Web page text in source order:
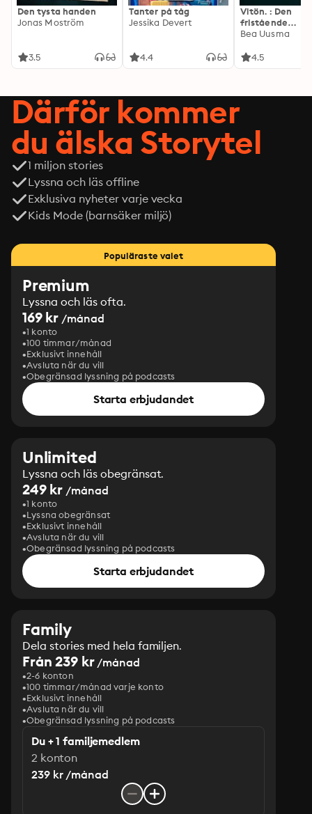
Den tysta handen
Jonas Moström
3.5
Tanter på tåg
Jessika Devert
4.4
Vitön. : Den
fristående
fortsättningen
Bea Uusma
4.5
Därför kommer
du älska Storytel
1 miljon stories
Lyssna och läs offline
Exklusiva nyheter varje vecka
Kids Mode (barnsäker miljö)
Populäraste valet
Premium
Lyssna och läs ofta.
169 kr /månad
1 konto
100 timmar/månad
Exklusivt innehåll
Avsluta när du vill
Obegränsad lyssning på podcasts
Starta erbjudandet
Unlimited
Lyssna och läs obegränsat.
249 kr /månad
1 konto
Lyssna obegränsat
Exklusivt innehåll
Avsluta när du vill
Obegränsad lyssning på podcasts
Starta erbjudandet
Family
Dela stories med hela familjen.
Från 239 kr/månad
2-6 konton
100 timmar/månad varje konto
Exklusivt innehåll
Avsluta när du vill
Obegränsad lyssning på podcasts
Du + 1 familjemedlem
2 konton
239 kr /månad